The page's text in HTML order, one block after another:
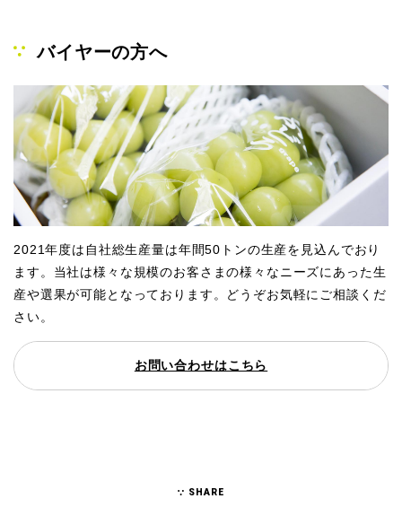
バイヤーの方へ
2021年度は自社総生産量は年間50トンの生産を見込んでおり
ます。当社は様々な規模のお客さまの様々なニーズにあった生
産や選果が可能となっております。どうぞお気軽にご相談くだ
さい。
お問い合わせはこちら
SHARE